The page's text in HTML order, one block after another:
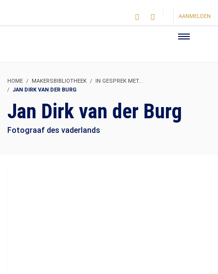
AANMELDEN
HOME MAKERSBIBLIOTHEEK
IN GESPREK MET...
JAN DIRK VAN DER BURG
Jan Dirk van der Burg
Fotograaf des vaderlands